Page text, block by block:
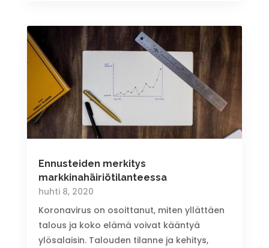
Ennusteiden merkitys
markkinahäiriötilanteessa
huhti 8, 2020
Koronavirus on osoittanut, miten yllättäen
talous ja koko elämä voivat kääntyä
ylösalaisin. Talouden tilanne ja kehitys,